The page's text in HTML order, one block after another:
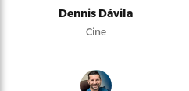
Dennis Dávila
Cine